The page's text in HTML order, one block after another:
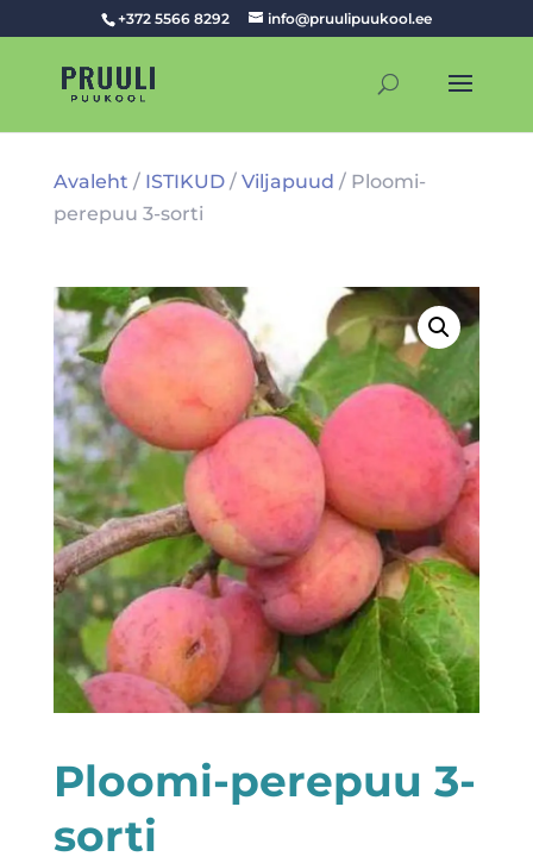
+372 5566 8292 info@pruulipuukool.ee
Avaleht / ISTIKUD/ Viljapuud / Ploomi-
perepuu 3-sorti
Ploomi-perepuu 3-
sorti